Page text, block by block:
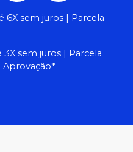
6X sem juros | Parcela
3X sem juros | Parcela
Aprovação*